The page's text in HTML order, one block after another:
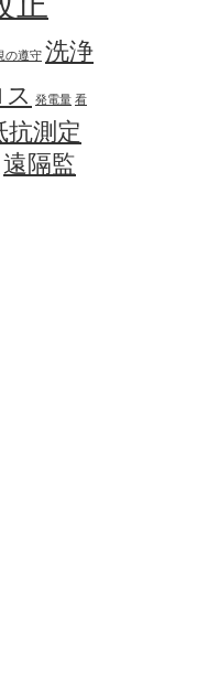
の遵守 洗浄
発電量 看
抗測定
遠隔監